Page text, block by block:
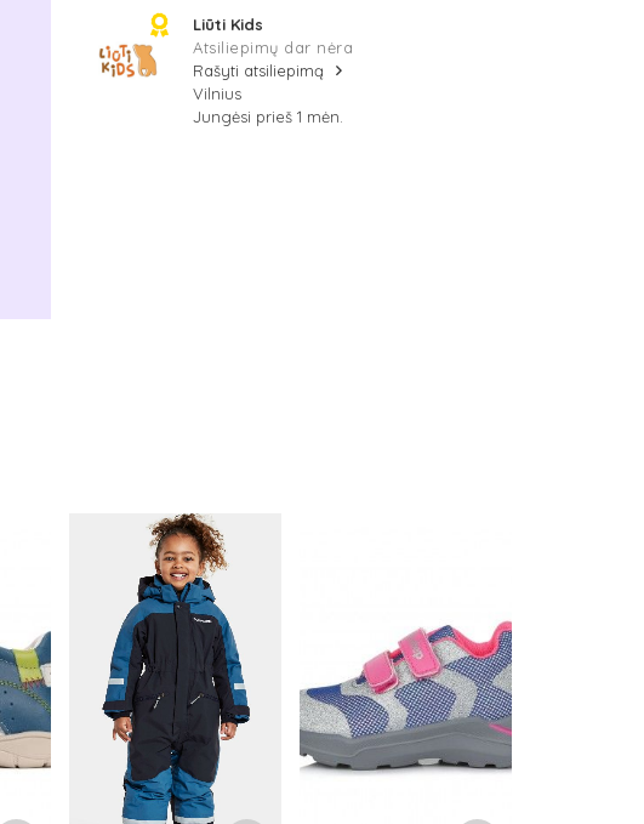
Liūti Kids
Atsiliepimų dar nėra
Rašyti atsiliepimą
Vilnius
Jungėsi prieš 1 mėn.